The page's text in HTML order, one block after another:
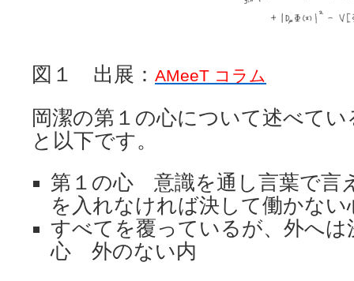
図１ 出展： AMeeT コラム
岡潔の第１の心について述べて
と以下です。
第１の心 意識を通し言葉で
を入れなければ決して働かない
すべてを覆っているが、外へ
心 外のない内